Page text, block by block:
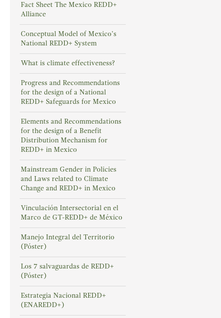
Fact Sheet The Mexico REDD+
Alliance
Conceptual Model of Mexico’s
National REDD+ System
What is climate effectiveness?
Progress and Recommendations
for the design of a National
REDD+ Safeguards for Mexico
Elements and Recommendations
for the design of a Benefit
Distribution Mechanism for
REDD+ in Mexico
Mainstream Gender in Policies
and Laws related to Climate
Change and REDD+ in Mexico
Vinculación Intersectorial en el
Marco de GT-REDD+ de México
Manejo Integral del Territorio
(Póster)
Los 7 salvaguardas de REDD+
(Póster)
Estrategia Nacional REDD+
(ENAREDD+)